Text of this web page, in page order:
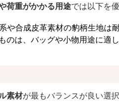
荷重がかかる用途では以下を
や合成皮革素材の豹柄生地は
のは、バッグや小物用途に適し
素材が最もバランスが良い選択